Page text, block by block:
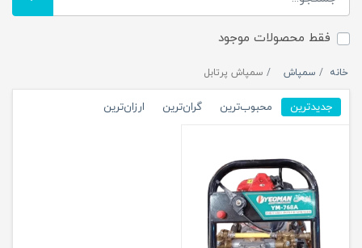
فقط محصولات موجود
خانه سمپاش سمپاش پرتابل
جدیدترین محبوب‌ترین گران‌ترین ارزان‌ترین